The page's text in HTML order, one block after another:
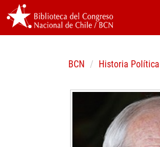
BCN Historia Política